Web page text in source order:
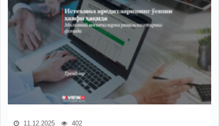
11.12.2025 402